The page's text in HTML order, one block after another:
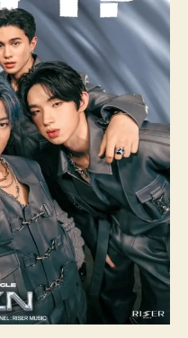
I
?
”
,
s
i
n
g
l
e
d
e
d
b
u